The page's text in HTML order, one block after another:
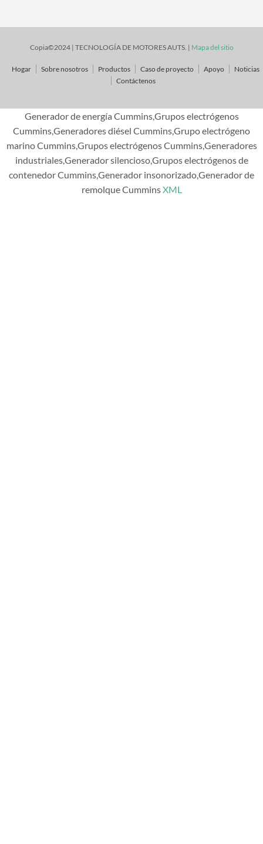
Copia©2024 | TECNOLOGÍA DE MOTORES AUTS. | Mapa del sitio
Hogar Sobre nosotros Productos Caso de proyecto Apoyo
Noticias
Contáctenos
Generador de energía Cummins,Grupos electrógenos
Cummins,Generadores diésel Cummins,Grupo electrógeno
marino Cummins,Grupos electrógenos Cummins,Generadores
industriales,Generador silencioso,Grupos electrógenos de
contenedor Cummins,Generador insonorizado,Generador de
remolque CumminsXML